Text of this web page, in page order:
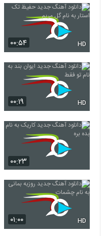
۰۰:۵۴ HD
۰۰:۱۹ HD
۰۰:۲۳
۰۱:۰۰ HD